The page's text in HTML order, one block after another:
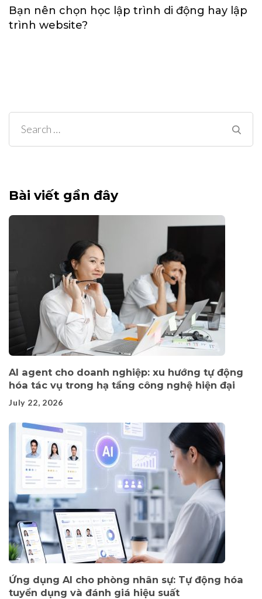
Bạn nên chọn học lập trình di động hay lập
trình website?
Search
for:
Bài viết gần đây
AI agent cho doanh nghiệp: xu hướng tự động
hóa tác vụ trong hạ tầng công nghệ hiện đại
July 22, 2026
Ứng dụng AI cho phòng nhân sự: Tự động hóa
tuyển dụng và đánh giá hiệu suất